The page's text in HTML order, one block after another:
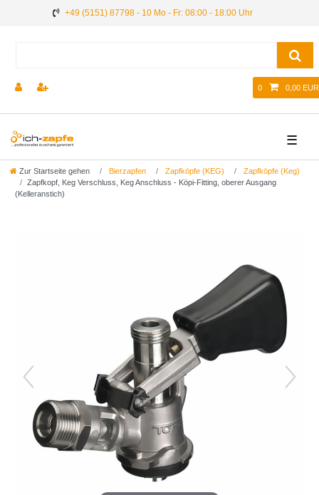
+49 (5151) 87798 - 10 Mo - Fr: 08:00 - 18:00 Uhr
0 0,00 EUR
☰
Zur Startseite gehen Bierzapfen Zapfköpfe (KEG)
Zapfköpfe (Keg)
Zapfkopf, Keg Verschluss, Keg Anschluss - Köpi-Fitting, oberer Ausgang
(Kelleranstich)